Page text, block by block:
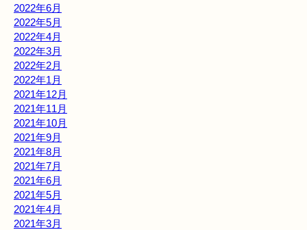
2022年6月
2022年5月
2022年4月
2022年3月
2022年2月
2022年1月
2021年12月
2021年11月
2021年10月
2021年9月
2021年8月
2021年7月
2021年6月
2021年5月
2021年4月
2021年3月